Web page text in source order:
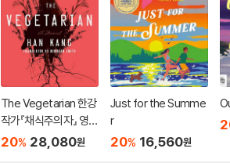
The Vegetarian 한강
작가『채식주의자』 영문
판 (미국판)
20% 28,080원
Just for the Summe
r
20% 16,560원